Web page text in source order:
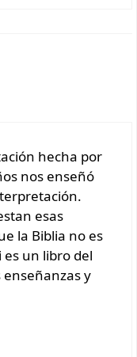
hecha por
nos enseñó
esas
la Biblia no es
es un libro del
y